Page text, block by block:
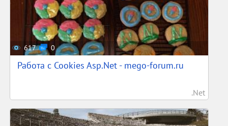
617 0
Работа с Cookies Asp.Net - mego-forum.ru
.Net